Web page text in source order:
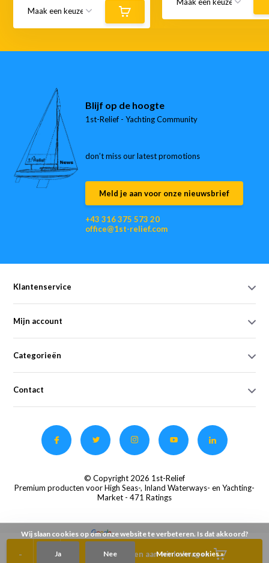
- Toevoegen aan winkelwagen
Blijf op de hoogte
1st-Relief - Yachting Community
don’t miss our latest promotions
Meld je aan voor onze nieuwsbrief
+43 316 375 573 20
office@1st-relief.com
Klantenservice
Mijn account
Categorieën
Contact
© Copyright 2026 1st-Relief
Premium producten voor High Seas-, Inland Waterways- en Yachting-
Market - 471 Ratings
Wij slaan cookies op om onze website te verbeteren. Is dat akkoord?
Ja Nee Meer over cookies »